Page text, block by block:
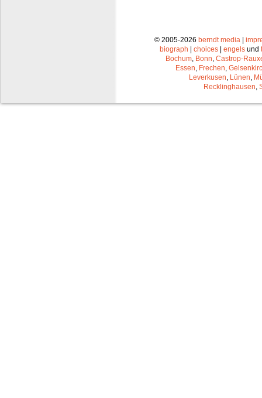
© 2005-2026 berndt media |
biograph | choices | engels und
Bochum Bonn Castrop-
Essen Frechen
Leverkusen Lünen
Recklinghausen